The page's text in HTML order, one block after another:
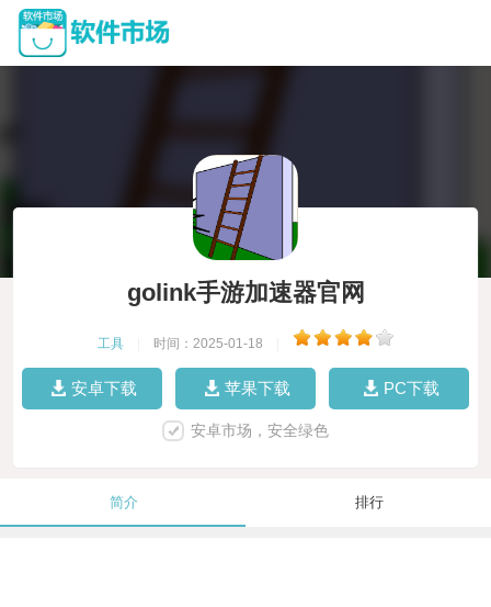
golink手游加速器官网
工具 时间：2025-01-18
安卓下载 苹果下载 PC下载
安卓市场，安全绿色
简介 排行